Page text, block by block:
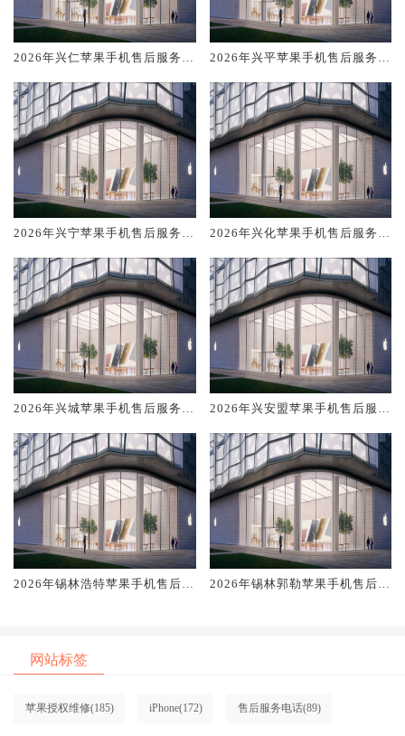
2026年兴仁苹果手机售后服务维
排名对比知名
2026年兴平苹果手机售后服务维
排名对比知名
2026年兴宁苹果手机售后服务维
排名对比知名
2026年兴化苹果手机售后服务维
排名对比知名
2026年兴城苹果手机售后服务维
排名对比知名
2026年兴安盟苹果手机售后服务
碑排名对比知名
2026年锡林浩特苹果手机售后服
2026年锡林郭勒苹果手机售后服
网站标签
苹果授权维修(185) iPhone(172) 售后服务电话(89)